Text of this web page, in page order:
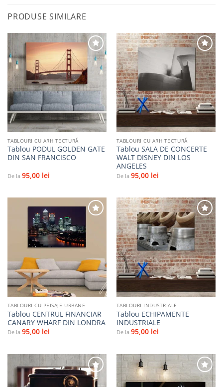
PRODUSE SIMILARE
Adaugă
favorite
TABLOURI CU ARHITECTURĂ
Tablou PODUL GOLDEN GATE
DIN SAN FRANCISCO
De la 95,00 lei
Adaugă
la
favorite
TABLOURI CU ARHITECTURĂ
Tablou SALA DE CONCERTE
WALT DISNEY DIN LOS
ANGELES
De la 95,00 lei
Adaugă
TABLOURI CU PEISAJE URBANE
Tablou CENTRUL FINANCIAR
CANARY WHARF DIN LONDRA
De la 95,00 lei
Adaugă
la
favorite
TABLOURI INDUSTRIALE
Tablou ECHIPAMENTE
INDUSTRIALE
De la 95,00 lei